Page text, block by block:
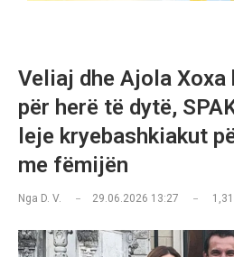
Veliaj dhe Ajola Xoxa
për herë të dytë,
leje kryebashkiakut
me fëmijën
Nga D. V. 29.06.2026 13:27